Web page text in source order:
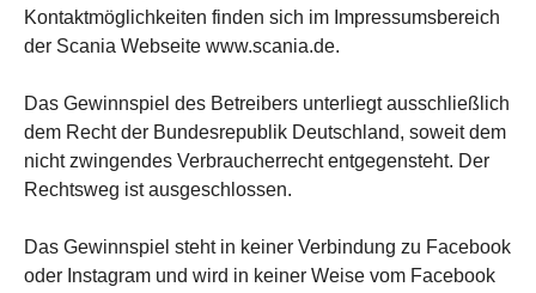
Kontaktmöglichkeiten finden sich im Impressumsbereich
der Scania Webseite www.scania.de.
Das Gewinnspiel des Betreibers unterliegt ausschließlich
dem Recht der Bundesrepublik Deutschland, soweit dem
nicht zwingendes Verbraucherrecht entgegensteht. Der
Rechtsweg ist ausgeschlossen.
Das Gewinnspiel steht in keiner Verbindung zu Facebook
oder Instagram und wird in keiner Weise vom Facebook